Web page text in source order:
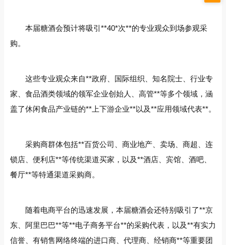
本届糖酒会预计将吸引**40*次**的专业观众到场参观采
购。
这些专业观众来自**政府、国际组织、知名院士、行业专
家、食品酒类领域的领军企业创始人、高管**等多个领域，涵
盖了休闲食品产业链的**上下游企业**以及**应用领域代表**。
采购商群体包括**百货公司、商业地产、卖场、商超、连
锁店、便利店**等传统渠道买家，以及**酒店、宾馆、酒吧、
餐厅**等特通渠道采购商。
随着电商平台的迅速发展，本届糖酒会还特别吸引了**京
东、阿里巴巴**等**电子商务平台**的采购代表，以及**有实力
信誉、有销售网络终端的进口商、代理商、经销商**等重要团